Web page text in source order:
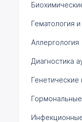
Гематология
Аллергология
Диагностика
Генетические